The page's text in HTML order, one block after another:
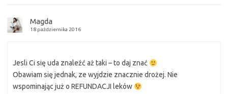
Magda
18 października 2016
Jesli Ci się uda znaleźć aż taki – to daj znać
Obawiam się jednak, ze wyjdzie znacznie drożej. Nie
wspominając już o REFUNDACJI leków